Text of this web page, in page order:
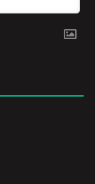
sự khác biệt